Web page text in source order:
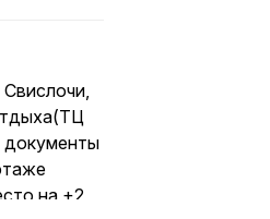
документы
на +2